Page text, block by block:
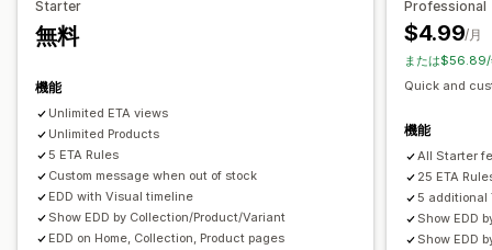
メール通知
Starter
無料
機能
Unlimited ETA views
Unlimited Products
5 ETA Rules
Custom message when out of stock
EDD with Visual timeline
Show EDD by Collection/Product/Variant
EDD on Home, Collection, Product pages
Professional
$4.99/月
または$56.89/
Quick and
機能
All Starter
25 ETA
5 additional
Show EDD
Show EDD